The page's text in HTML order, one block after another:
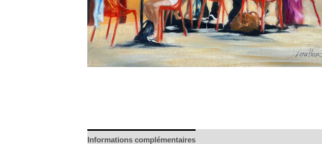
Informations complémentaires